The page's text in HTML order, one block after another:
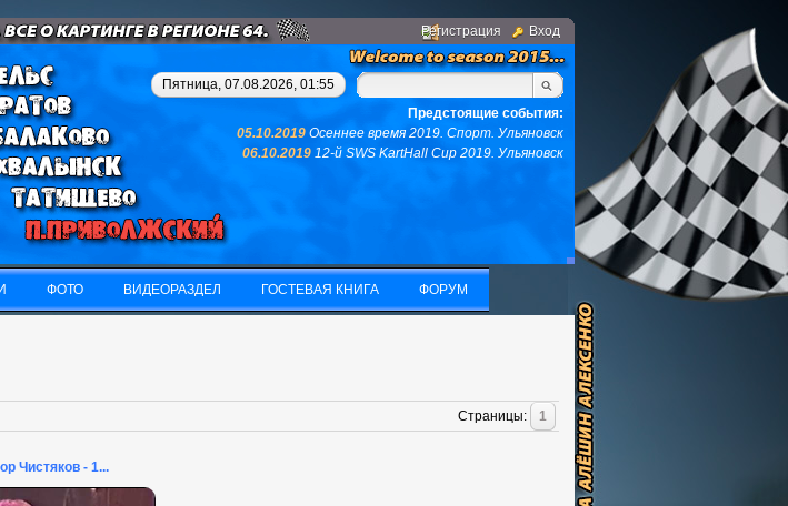
Регистрация Вход
времени - займитесь картингом, у вас не останется ни того ни другого...(с)интернет.
Пятница, 07.08.2026, 01:55
Предстоящие события:
05.10.2019 Осеннее время 2019. Спорт. Ульяновск
06.10.2019 12-й SWS KartHall Cup 2019. Ульяновск
ФОТО ВИДЕОРАЗДЕЛ ГОСТЕВАЯ КНИГА ФОРУМ
Страницы: 1
Чистяков - 1...